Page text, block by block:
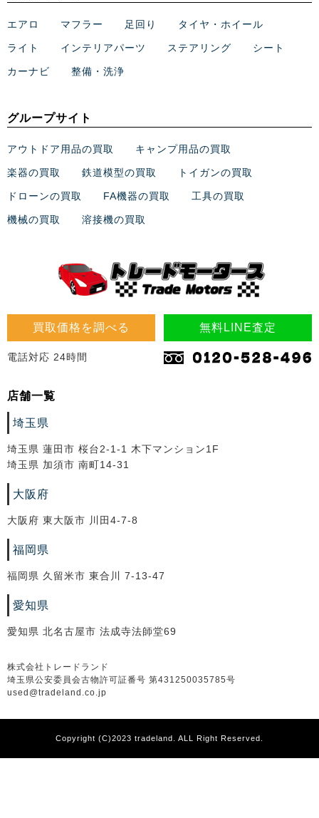
買取価格を調べる 無料LINE査定
電話対応 24時間
店舗一覧
埼玉県
埼玉県 蓮田市 桜台2-1-1 木下マンション1F
埼玉県 加須市 南町14-31
大阪府
大阪府 東大阪市 川田4-7-8
福岡県
福岡県 久留米市 東合川 7-13-47
愛知県
愛知県 北名古屋市 法成寺法師堂69
株式会社トレードランド
埼玉県公安委員会古物許可証番号 第431250035785号
used@tradeland.co.jp
エアロ マフラー 足回り タイヤ・ホイール
ライト インテリアパーツ ステアリング シート
カーナビ 整備・洗浄
グループサイト
アウトドア用品の買取 キャンプ用品の買取
楽器の買取 鉄道模型の買取 トイガンの買取
ドローンの買取 FA機器の買取 工具の買取
機械の買取 溶接機の買取
Copyright (C)2023 tradeland. ALL Right Reserved.